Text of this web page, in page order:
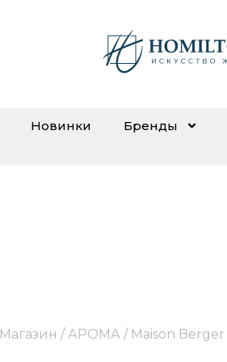
Новинки Бренды
Магазин /АРОМА / Maison Berger